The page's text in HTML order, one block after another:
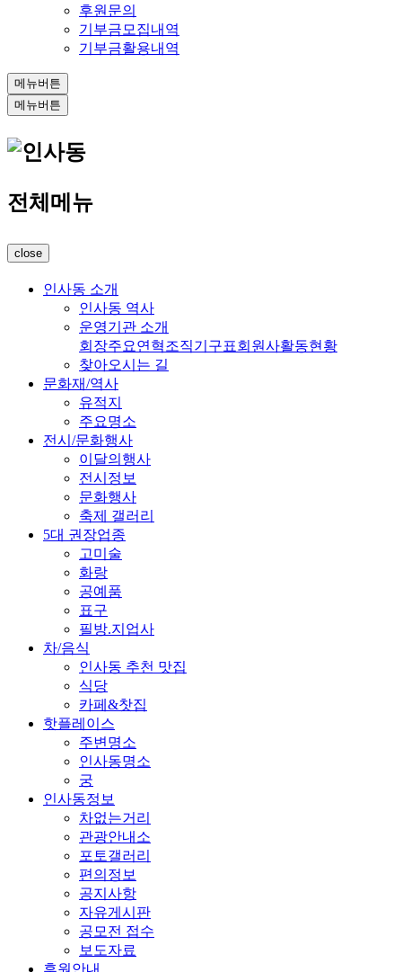
후원문의
기부금모집내역
기부금활용내역
메뉴버튼
메뉴버튼
전체메뉴
close
인사동 소개
인사동 역사
운영기관 소개
회장주요연혁조직기구표회원사활동현황
찾아오시는 길
문화재/역사
유적지
주요명소
전시/문화행사
이달의행사
전시정보
문화행사
축제 갤러리
5대 권장업종
고미술
화랑
공예품
표구
필방.지업사
차/음식
인사동 추천 맛집
식당
카페&찻집
핫플레이스
주변명소
인사동명소
궁
인사동정보
차없는거리
관광안내소
포토갤러리
편의정보
공지사항
자유게시판
공모전 접수
보도자료
후원안내